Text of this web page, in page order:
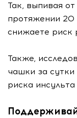
Так, выпивая
протяжении 20
снижаете риск
Также,
чашки за
риска